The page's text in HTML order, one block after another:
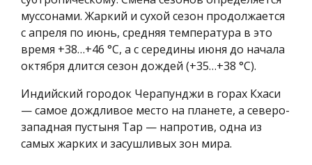
муссонами. Жаркий и сухой сезон продолжается
с апреля по июнь, средняя температура в это
время +38…+46 °C, а с середины июня до начала
октября длится сезон дождей (+35…+38 °С).
Индийский городок Черапунджи в горах Кхаси
— самое дождливое место на планете, а северо-
западная пустыня Тар — напротив, одна из
самых жарких и засушливых зон мира.